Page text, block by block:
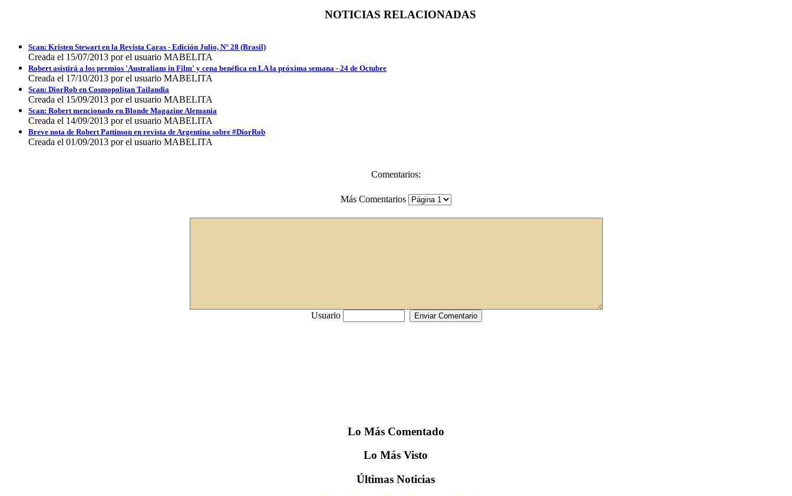
NOTICIAS RELACIONADAS
Scan: Kristen Stewart en la Revista Caras - Edición Julio, N° 28 (Brasil)
Creada el 15/07/2013 por el usuario MABELITA
Robert asistirá a los premios 'Australians in Film' y cena benéfica en LA la próxima semana - 24 de Octubre
Creada el 17/10/2013 por el usuario MABELITA
Scan: DiorRob en Cosmopolitan Tailandia
Creada el 15/09/2013 por el usuario MABELITA
Scan: Robert mencionado en Blonde Magazine Alemania
Creada el 14/09/2013 por el usuario MABELITA
Breve nota de Robert Pattinson en revista de Argentina sobre #DiorRob
Creada el 01/09/2013 por el usuario MABELITA
Comentarios:
Más Comentarios
Usuario
Lo MásComentado
LoMás Visto
Últimas Noticias